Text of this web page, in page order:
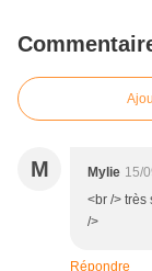
M Mylie 15/
<br /> très
/>
Répondre